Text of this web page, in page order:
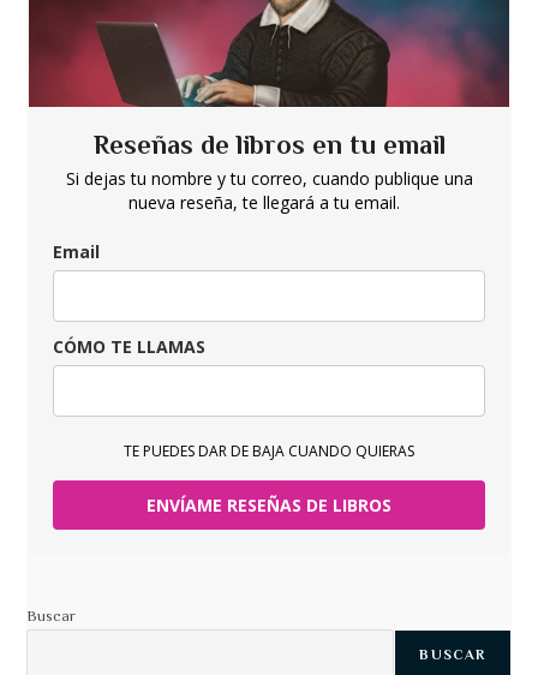
Reseñas de libros en tu email
Si dejas tu nombre y tu correo, cuando publique una
nueva reseña, te llegará a tu email.
Email
CÓMO TE LLAMAS
TE PUEDES DAR DE BAJA CUANDO QUIERAS
ENVÍAME RESEÑAS DE LIBROS
Buscar
BUSCAR